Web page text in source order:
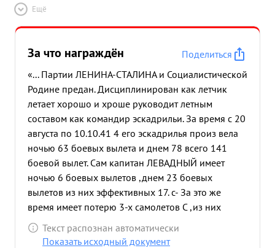
Ещё
За что награждён
Поделиться
«... Партии ЛЕНИНА-СТАЛИНА и Социалистической
Родине предан. Дисциплинирован как летчик
летает хорошо и хроше руководит летным
составом как командир эскадрильи. За время с 20
августа по 10.10.41 4 его эскадрилья произ вела
ночью 63 боевых вылета и днем 78 всего 141
боевой вылет. Сам капитан ЛЕВАДНЫЙ имеет
ночью 6 боевых вылетов ,днем 23 боевых
вылетов из них эффективных 17. с- За это же
время имеет потерю 3-х самолетов С ,из них
боевых потерь к самолета. Летая на устаревшем
типе самолета Р-5, отлично выполнял задания,
Текст распознан автоматически
Показать исходный документ